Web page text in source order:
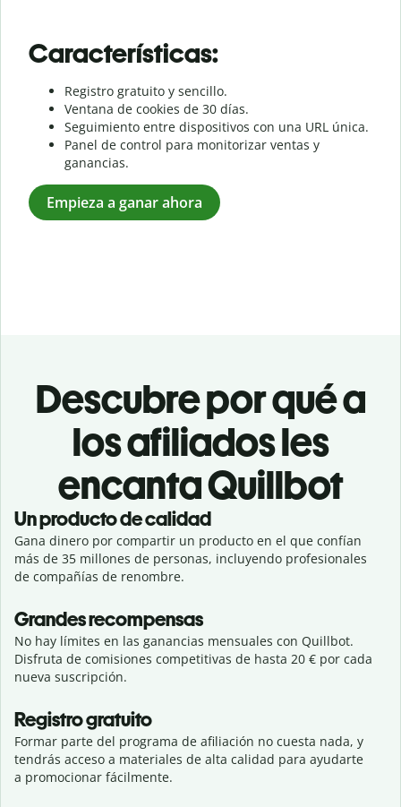
Características:
Registro gratuito y sencillo.
Ventana de cookies de 30 días.
Seguimiento entre dispositivos con una URL única.
Panel de control para monitorizar ventas y
ganancias.
Empieza a ganar ahora
Descubre por qué a
los afiliados les
encanta Quillbot
Un producto de calidad
Gana dinero por compartir un producto en el que confían
más de 35 millones de personas, incluyendo profesionales
de compañías de renombre.
Grandes recompensas
No hay límites en las ganancias mensuales con Quillbot.
Disfruta de comisiones competitivas de hasta 20 € por cada
nueva suscripción.
Registro gratuito
Formar parte del programa de afiliación no cuesta nada, y
tendrás acceso a materiales de alta calidad para ayudarte
a promocionar fácilmente.